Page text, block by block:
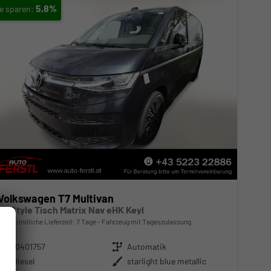
5,8%
T7 Multivan
Style Tisch Matrix Nav eHK Keyl
unverbindliche Lieferzeit: 7 Tage Fahrzeug mit Tageszulassung
10401757 Getriebe Automatik
Diesel Außenfarbe starlight blue metallic